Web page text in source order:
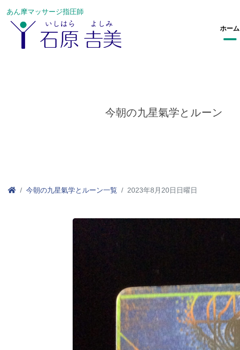
あん摩マッサージ指圧師
ホーム
今朝の九星氣学とルーン
今朝の九星氣学とルーン一覧 2023年8月20日日曜日